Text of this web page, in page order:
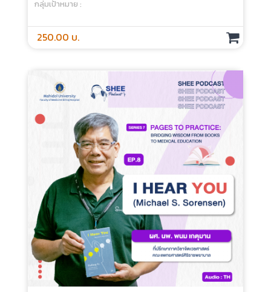
“เข้าใจกระบวนการเรียนรู้ของสมอง …ใครๆก็
กลุ่มเป้าหมาย :
250.00 บ.
Episode 06 : Adult Learning In Action
ประเภท :
ระยะเวลา :
กลุ่มเป้าหมาย :
250.00 บ.